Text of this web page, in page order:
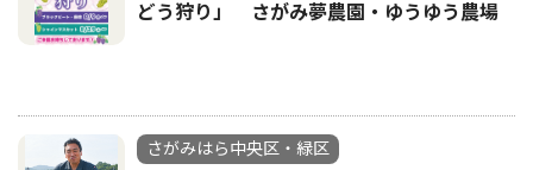
どう狩り」 さがみ夢農園・ゆうゆう農場
さがみはら中央区・緑区